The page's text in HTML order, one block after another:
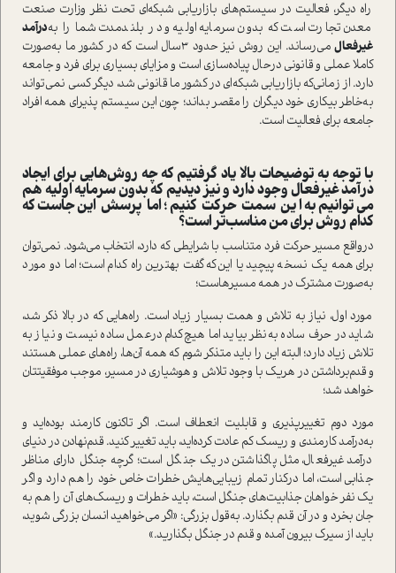
راه دیگر، فعالیت در سیستم‌های بازاریابی شبکه‌ای تحت نظر وزارت صنعت
معدن تجارت ا‌ست که بدون سرمایه اولیه و در بلند‌مدت شما را به‌در‌آمد
غیرفعال
می‌رساند. این روش نیز حدود 3سال ا‌ست که در کشور ما به‌صورت
کاملا عملی و قانونی در‌حال پیاده‌سازی ا‌ست و مزایای بسیاری برای فرد و جامعه
دارد. از زمانی‌که بازاریابی شبکه‌ای در کشور ما قانونی شد، دیگر کسی نمی‌تواند
به‌خاطر بیکاری خود دیگران را مقصر بداند؛ چون این سیستم پذیرای همه‌ افراد
جامعه برای فعالیت ا‌ست.
با توجه به توضیحات بالا یاد گرفتیم که چه روش‌هایی برای ایجاد
در‌آمد غیرفعال وجود دارد و نیز دیدیم که بدون سرمایه اولیه هم
می‌توانیم به این سمت حرکت کنیم؛ اما پرسش این‌جا‌ست که
کدام روش برای من مناسب‌تر ا‌ست؟
در‌واقع مسیر حرکت فرد متناسب با شرایطی که دارد، انتخاب می‌شود. نمی‌توان
برای همه‌ یک نسخه پیچید یا این‌که گفت بهترین راه کدام ا‌ست؛ اما دو مورد
به‌صورت مشترک در همه‌ مسیرها‌ست؛
مورد اول، نیاز به تلاش و همت بسیار زیاد ا‌ست. راه‌هایی که در بالا ذکر شد،
شاید در حرف ساده به‌نظر بیاید اما هیچ‌کدام درعمل ساده نیست و نیاز به
تلاش زیاد دارد؛ البته این را باید متذکر شوم که همه‌ آن‌ها، راه‌های عملی هستند
و قدم‌برداشتن در هریک با وجود تلاش و هوشیاری در مسیر، موجب موفقیتتان
خواهد شد؛
مورد دوم تغییرپذیری و قابلیت انعطاف ا‌ست. اگر تا‌کنون کارمند بوده‌اید و
به‌در‌آمد کارمندی و ریسک کم عادت کرده‌اید، باید تغییر کنید. قدم‌نهادن در دنیای
در‌آمد غیرفعال، مثل پاگذاشتن در یک جنگل ا‌ست؛ گرچه جنگل دارای مناظر
جذابی ا‌ست، اما در‌کنار تمام زیبایی‌هایش خطرات خاص خود را هم دارد و اگر
یک نفر خواهان جذابیت‌های جنگل ا‌ست، باید خطرات و ریسک‌های آن را هم به
جان بخرد و در آن قدم بگذارد. به‌قول بزرگی: «اگر می‌خواهید انسان بزرگی شوید،
باید از سیرک بیرون آمده و قدم در جنگل بگذارید.»